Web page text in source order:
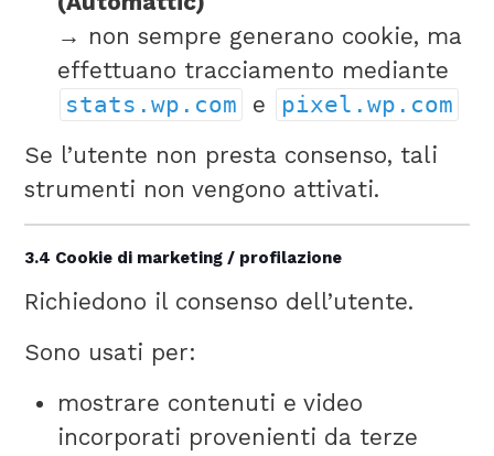
→ non sempre generano cookie, ma
effettuano tracciamento mediante
stats.wp.com
e
pixel.wp.com
Se l’utente non presta consenso, tali
strumenti non vengono attivati.
3.4 Cookie di marketing / profilazione
Richiedono il consenso dell’utente.
Sono usati per:
mostrare contenuti e video
incorporati provenienti da terze